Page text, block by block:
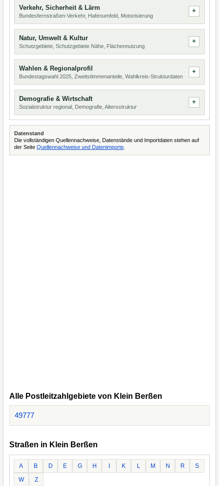
Verkehr, Sicherheit & Lärm
Bundesfernstraßen-Verkehr, Hafenumfeld, Motorisierung
Natur, Umwelt & Kultur
Schutzgebiete, Schutzgebiete Nähe, Flächennutzung
Wahlen & Regionalprofil
Bundestagswahl 2025, Zweitstimmenanteile, Wahlkreis-Strukturdaten
Demografie & Wirtschaft
Sozialstruktur regional, Demografie, Altersstruktur
Datenstand
Die vollständigen Quellennachweise, Datenstände und Importdaten stehen auf
der Seite Quellennachweise und Datenimporte
Alle Postleitzahlgebiete von Klein Berßen
49777
Straßen in Klein Berßen
A B D E G H K L M N R
S
W
Z